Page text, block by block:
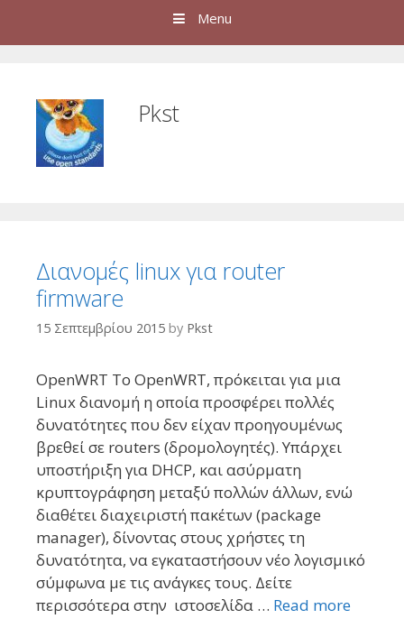
Menu
Pkst
Διανομές linux για router
firmware
15 Σεπτεμβρίου 2015 by Pkst
OpenWRT Το OpenWRT, πρόκειται για μια
Linux διανομή η οποία προσφέρει πολλές
δυνατότητες που δεν είχαν προηγουμένως
βρεθεί σε routers (δρομολογητές). Υπάρχει
υποστήριξη για DHCP, και ασύρματη
κρυπτογράφηση μεταξύ πολλών άλλων, ενώ
διαθέτει διαχειριστή πακέτων (package
manager), δίνοντας στους χρήστες τη
δυνατότητα, να εγκαταστήσουν νέο λογισμικό
σύμφωνα με τις ανάγκες τους. Δείτε
περισσότερα στην ιστοσελίδα … Read more